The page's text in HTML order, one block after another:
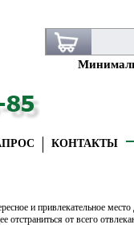
КОНТАКТЫ
и привлекательное
отстраниться от всего